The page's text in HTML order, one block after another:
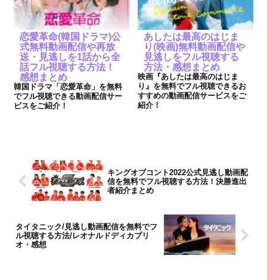
恋愛革命(韓国ドラマ)公
式無料動画配信や再放
送・見逃しを1話から全
話フル視聴する方法！
感想まとめ
韓国ドラマ「恋愛革命」を無料
でフル視聴できる動画配信サー
ビスをご紹介！
あしたは最高のはじま
り(映画)無料動画配信や
見逃しをフル視聴する
方法・感想まとめ
映画『あしたは最高のはじま
り』を無料でフル視聴できるお
すすめの動画配信サービスをご
紹介！
キングオブコント2022公式見逃し動画配
信を無料でフル視聴する方法！決勝進出
者紹介まとめ
タイタニック/見逃し動画配信を無料でフ
ル視聴する方法/レオナルドディカプリ
オ・感想